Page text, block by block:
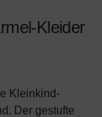
Kleider
Kleinkind-
Der gestufte